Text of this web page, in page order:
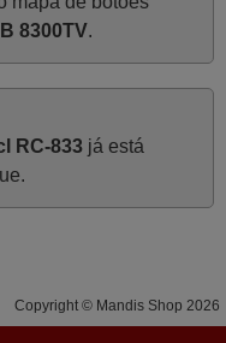
problemas.
vivamente este
João,
Julho 2025
8300TV.
RC-833já está
Copyright © Mandis Shop 2026